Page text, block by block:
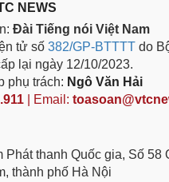
NEWS
Đài Tiếng nói Việt Nam
tử số 382/GP-BTTTT do
lại ngày 12/10/2023.
phụ trách: Ngô Văn Hải
| Email:
Phát thanh Quốc gia, Số 58
thành phố Hà Nội